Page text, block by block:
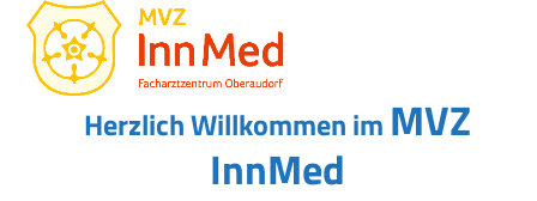
Skip
content
Open
mobile
menu
Close
mobile
menu
Herzlich Willkommen im MVZ
InnMed